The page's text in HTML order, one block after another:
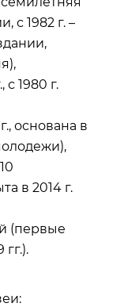
с 1982 г. –
1980 г.
основана в
в 2014 г.
(первые
гг.).